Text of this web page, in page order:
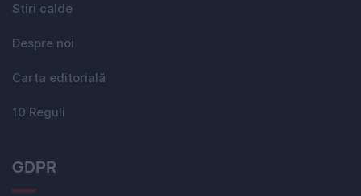
Stiri calde
Despre noi
Carta editorială
10 Reguli
GDPR